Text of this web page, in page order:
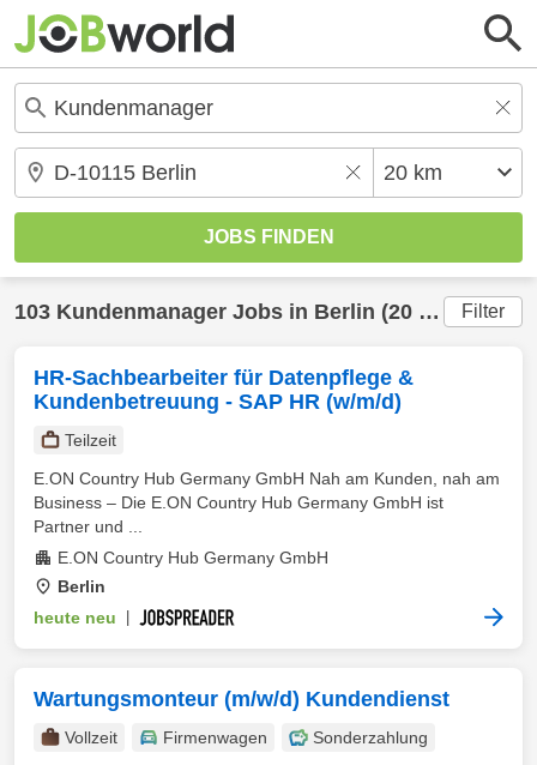
103 Kundenmanager Jobs in Berlin (20 km) gefunden Filter
HR-Sachbearbeiter für Datenpflege &
Kundenbetreuung - SAP HR (w/m/d)
Teilzeit
E.ON Country Hub Germany GmbH Nah am Kunden, nah am
Business – Die E.ON Country Hub Germany GmbH ist
Partner und ...
E.ON Country Hub Germany GmbH
Berlin
heute neu
Wartungsmonteur (m/w/d) Kundendienst
Vollzeit Firmenwagen
Sonderzahlung